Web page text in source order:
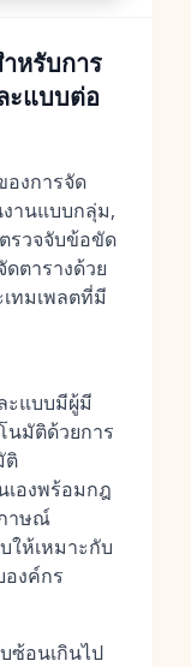
หรับการ
ะแบบต่อ
งการจัด
านแบบกลุ่ม,
รวจจับข้อขัด
ตารางด้วย
ทมเพลตที่มี
ะแบบมีผู้มี
นมัติด้วยการ
ติ
เองพร้อมกฎ
าษณ์
ให้เหมาะกับ
องค์กร
ซ้อนเกินไป